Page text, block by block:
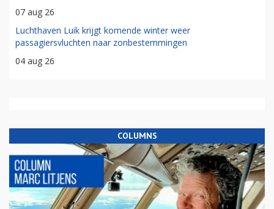
07 aug 26
Luchthaven Luik krijgt komende winter weer
passagiersvluchten naar zonbestemmingen
04 aug 26
COLUMNS